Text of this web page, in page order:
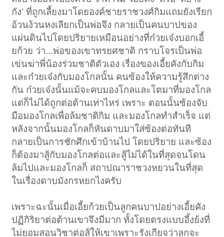
กัง’ ที่ถูกเลี้ยงมาโดยองค์ชายราชวงศ์กิมแถมยังเรียก
อ้วนง้วนหงเลียกเป็นพ่อจึง กลายเป็นคนบาปของ
แผ่นดินไปโดยปริยายเหมือนอย่างที่ก๋วยเจ๋งบอกเอี้
ยก้วย ว่า...พ่อของเขาทรยศชาติ กราบโจรเป็นพ่อ
เข่นฆ่าพี่น้องร่วมชาติตัวเอง เรื่องของเอี้ยคังกับกิม
และก๋วยเจ๋งกับมองโกลนั้น คนซ้องให้ความรู้สึกต่าง
กัน ก๋วยเจ๋งนั้นแม้จะคบมองโกลและโตมาที่มองโกล
แต่ก็ไม่ได้ถูกต่อต้านเท่าไหร่ เพราะ ตอนนั้นซ้องจับ
มือมองโกลเพื่อล้มชาติกิม และมองโกลทำสำเร็จ แต่
หลังจากนั้นมองโกลก็หันดาบมาใส่ซ้องต่อทันที
กลายเป็นการชักศึกเข้าบ้านไป โดยปริยาย และซ้อง
ก็ต้องมาสู้กับมองโกลต่อและสู้ไม่ได้ในที่สุดจนโดน
ล้มไปและมองโกลก็ สถาปณาราชวงหยวนในที่สุด
ในเรื่องดาบมังกรหยกไงครับ
เพราะฉะนั้นเมื่อเอี้ยก้วยเป็นลูกคนบาปอย่างเอี้ยคัง
ปฏิกิริยาต่อต้านเขาจึงมีมาก ทั้งโดยตรงแบบอึ้งย้งที่
ไม่ยอมสอนวิชาต่อสู้ให้เขาเพราะรังเกียจว่าลูกจะ